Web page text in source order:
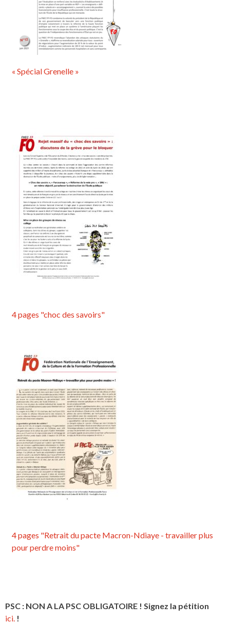
« Spécial Grenelle »
4 pages "choc des savoirs"
4 pages "Retrait du pacte Macron-Ndiaye - travailler plus
pour perdre moins"
PSC : NON A LA PSC OBLIGATOIRE ! Signez la pétition
ici. !